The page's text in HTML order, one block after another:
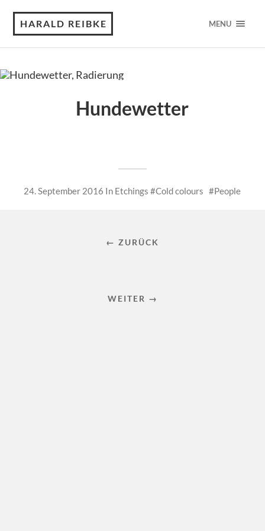
HARALD REIBKE MENU
Hundewetter
24. September 2016 In Etchings Cold colours People
← ZURÜCK
WEITER →